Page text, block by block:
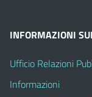
INFORMAZIONI
Ufficio Relazioni
Informazioni